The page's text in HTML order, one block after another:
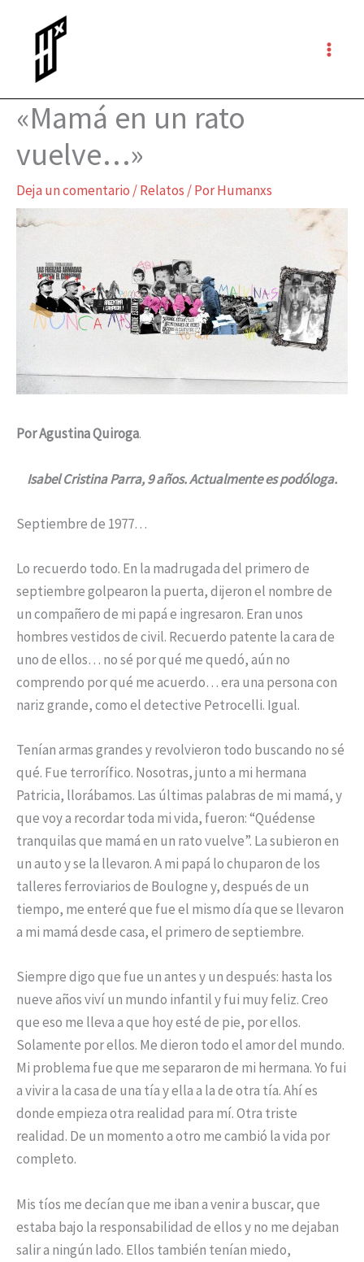
contenido
«Mamá en un rato
vuelve…»
Deja un comentario /Relatos / PorHumanxs
Por Agustina Quiroga.
Isabel Cristina Parra, 9 años. Actualmente es podóloga.
Septiembre de 1977…
Lo recuerdo todo. En la madrugada del primero de
septiembre golpearon la puerta, dijeron el nombre de
un compañero de mi papá e ingresaron. Eran unos
hombres vestidos de civil. Recuerdo patente la cara de
uno de ellos… no sé por qué me quedó, aún no
comprendo por qué me acuerdo… era una persona con
nariz grande, como el detective Petrocelli. Igual.
Tenían armas grandes y revolvieron todo buscando no sé
qué. Fue terrorífico. Nosotras, junto a mi hermana
Patricia, llorábamos. Las últimas palabras de mi mamá, y
que voy a recordar toda mi vida, fueron: “Quédense
tranquilas que mamá en un rato vuelve”. La subieron en
un auto y se la llevaron. A mi papá lo chuparon de los
talleres ferroviarios de Boulogne y, después de un
tiempo, me enteré que fue el mismo día que se llevaron
a mi mamá desde casa, el primero de septiembre.
Siempre digo que fue un antes y un después: hasta los
nueve años viví un mundo infantil y fui muy feliz. Creo
que eso me lleva a que hoy esté de pie, por ellos.
Solamente por ellos. Me dieron todo el amor del mundo.
Mi problema fue que me separaron de mi hermana. Yo fui
a vivir a la casa de una tía y ella a la de otra tía. Ahí es
donde empieza otra realidad para mí. Otra triste
realidad. De un momento a otro me cambió la vida por
completo.
Mis tíos me decían que me iban a venir a buscar, que
estaba bajo la responsabilidad de ellos y no me dejaban
salir a ningún lado. Ellos también tenían miedo,